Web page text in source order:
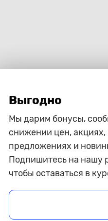
Выгодно
Мы дарим бонусы,
снижении цен,
предложениях и
Подпишитесь на нашу
чтобы оставаться в